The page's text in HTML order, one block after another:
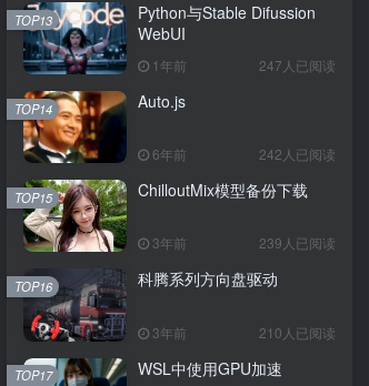
Python与Stable Difussion
WebUI
1年前 247人已阅读
TOP13
Auto.js
6年前 242人已阅读
TOP14
ChilloutMix模型备份下载
3年前 239人已阅读
TOP15
科腾系列方向盘驱动
3年前 210人已阅读
TOP16
WSL中使用GPU加速
TOP17